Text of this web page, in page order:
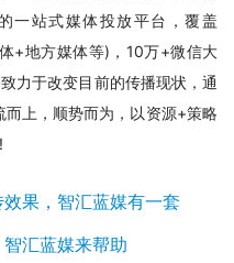
一站式媒体投放平台，覆盖
+地方媒体等)，10万+微信大
力于改变目前的传播现状，通
上，顺势而为，以资源+策略
果，智汇蓝媒有一套
汇蓝媒来帮助